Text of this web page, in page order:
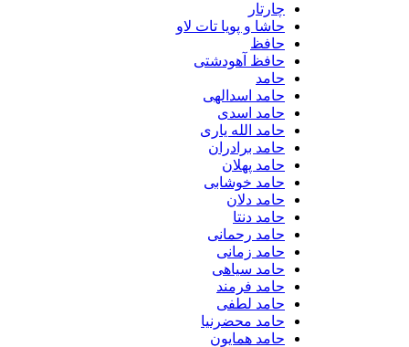
حاشا و پویا تات لاو
حافظ آهودشتی
حامد اسدالهی
حامد اسدی
حامد الله یاری
حامد برادران
حامد پهلان
حامد خوشابی
حامد دلان
حامد دنتا
حامد رحمانی
حامد زمانی
حامد سیاهی
حامد فرمند
حامد لطفی
حامد محضرنیا
حامد همایون